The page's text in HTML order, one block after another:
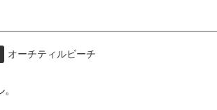
オーチティルビーチ